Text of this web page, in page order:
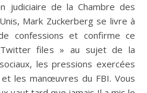
judiciaire de la Chambre des
Mark Zuckerberg se livre à
confessions et confirme ce
Twitter files » au sujet de la
les pressions exercées
et les manœuvres du FBI. Vous